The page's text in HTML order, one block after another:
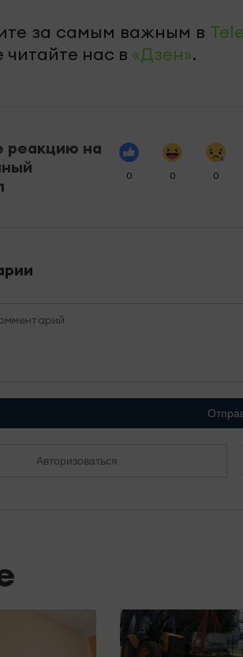
за самым важным в
читайте нас в «Дзен».
реакцию на
0 0 0
Авторизоваться